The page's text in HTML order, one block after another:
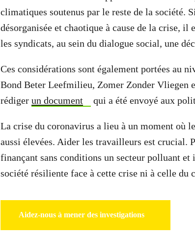
climatiques soutenus par le reste de la société.
désorganisée et chaotique à cause de la crise,
les syndicats, au sein du dialogue social, une
Ces considérations sont également portées au
Bond Beter Leefmilieu, Zomer Zonder Vliegen
rédiger un document qui a été envoyé aux
La crise du coronavirus a lieu à un moment où
aussi élevées. Aider les travailleurs est crucial.
finançant sans conditions un secteur polluant et
société résiliente face à cette crise ni à celle du
Aidez-nous à mener des investigations